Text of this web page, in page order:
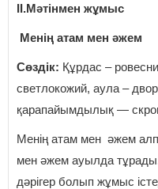
II.Мәтінмен жұмыс
Менің атам мен әжем
Сөздік: Құрдас –
светлокожий, аула –
қарапайымдылық —
Менің атам мен әжем
мен әжем ауылда
дәрiгер болып жұмыс